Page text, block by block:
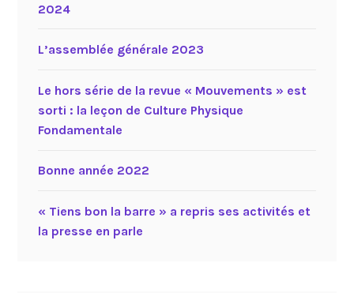
2024
L’assemblée générale 2023
Le hors série de la revue « Mouvements » est
sorti : la leçon de Culture Physique
Fondamentale
Bonne année 2022
« Tiens bon la barre » a repris ses activités et
la presse en parle